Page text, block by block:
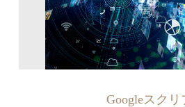
Googleスクリ